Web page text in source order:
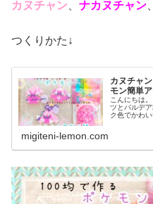
カヌチャン ナカヌチャン
つくりかた↓
カヌチャ
モン簡単
こんにちは
ツとパルデ
ク色でかわ
migiteni-lemon.com